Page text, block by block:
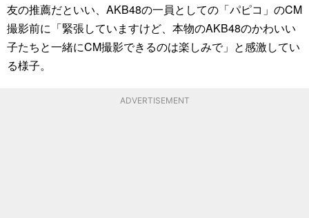
友の推薦だといい、AKB48の一員としての「パピコ」のCM
撮影前に「緊張していますけど、本物のAKB48のかわいい
子たちと一緒にCM撮影できるのは楽しみで」と感激してい
る様子。
ADVERTISEMENT